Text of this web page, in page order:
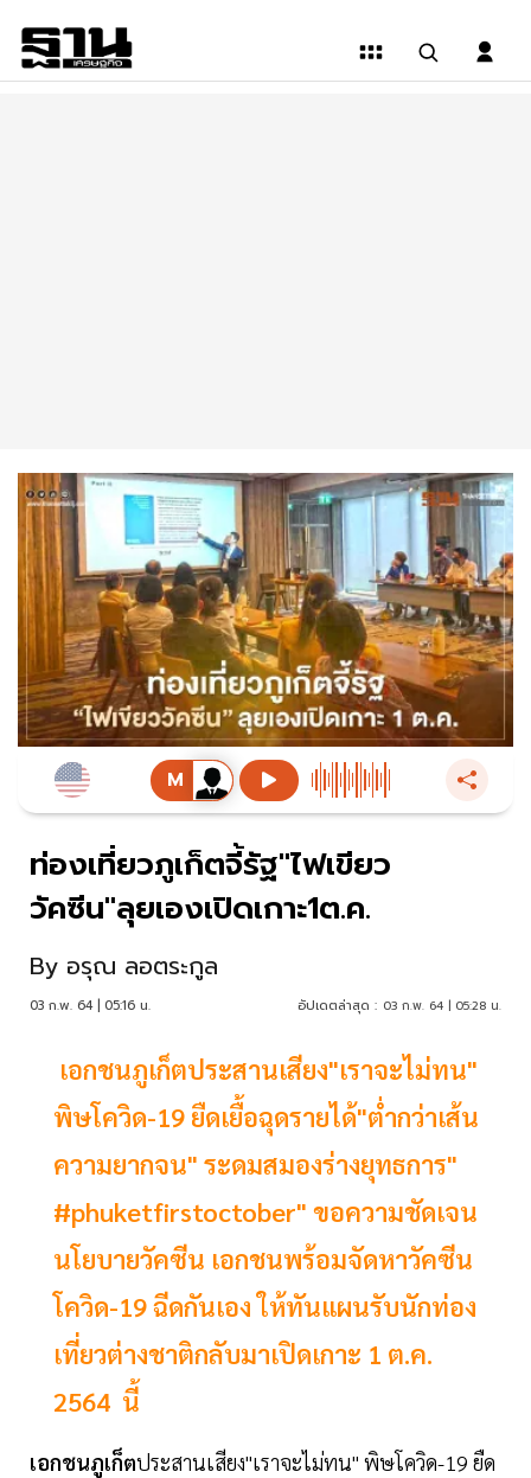
ท่องเที่ยวภูเก็ตจี้รัฐ"ไฟเขียว
วัคซีน"ลุยเองเปิดเกาะ1ต.ค.
By อรุณ ลอตระกูล
03 ก.พ. 64 | 05:16 น. อัปเดตล่าสุด : 03 ก.พ. 64 | 05:28 น.
เอกชนภูเก็ตประสานเสียง"เราจะไม่ทน"
พิษโควิด-19 ยืดเยื้อฉุดรายได้"ต่ำกว่าเส้น
ความยากจน" ระดมสมองร่างยุทธการ"
#phuketfirstoctober" ขอความชัดเจน
นโยบายวัคซีน เอกชนพร้อมจัดหาวัคซีน
โควิด-19 ฉีดกันเอง ให้ทันแผนรับนักท่อง
เที่ยวต่างชาติกลับมาเปิดเกาะ 1 ต.ค.
2564 นี้
เอกชนภูเก็ตประสานเสียง"เราจะไม่ทน" พิษโควิด-19 ยืด